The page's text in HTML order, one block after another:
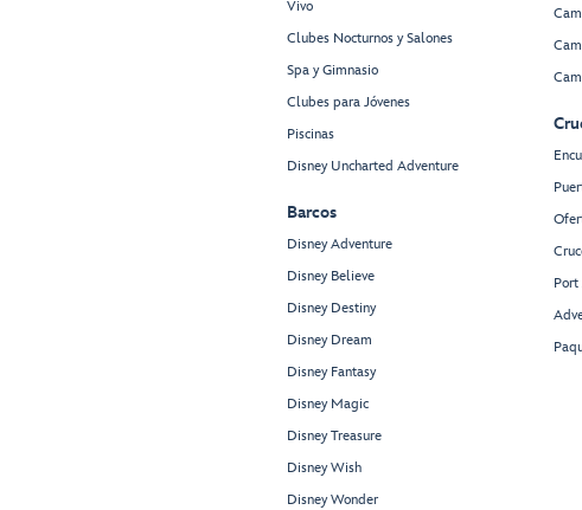
Vivo
Clubes Nocturnos y Salones
Spa y Gimnasio
Clubes para Jóvenes
Piscinas
Disney Uncharted Adventure
Barcos
Disney Adventure
Disney Believe
Disney Destiny
Disney Dream
Disney Fantasy
Disney Magic
Disney Treasure
Disney Wish
Disney Wonder
Port